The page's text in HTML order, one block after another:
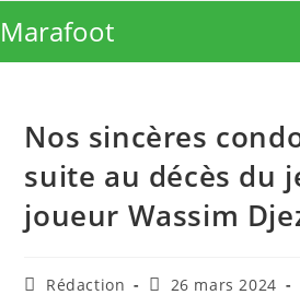
to
content
Marafoot
Nos sincères
suite au décès du
joueur Wassim
Auteur/autrice
Rédaction
Publication
26 mars 2024